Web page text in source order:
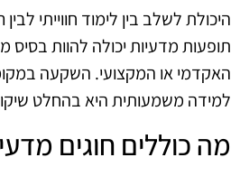
היכולת לשלב בין לימוד חווייתי
תופעות מדעיות יכולה להוות בסיס
האקדמי או המקצועי. השקעה
למידה משמעותית היא בהחלט
מה כוללים חוגים